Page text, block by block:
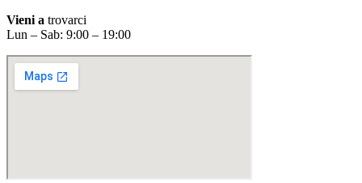
Vieni a trovarci
Lun – Sab: 9:00 – 19:00